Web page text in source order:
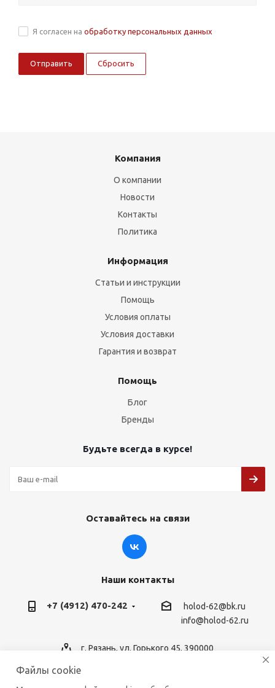
Я согласен на обработку персональных данных
Сбросить
Компания
О компании
Новости
Контакты
Политика
Информация
Статьи и инструкции
Помощь
Условия оплаты
Условия доставки
Гарантия и возврат
Помощь
Блог
Бренды
Будьте всегда в курсе!
Оставайтесь на связи
Наши контакты
+7 (4912) 470-242
holod-62@bk.ru
info@holod-62.ru
г. Рязань, ул. Горького 45, 390000
Файлы cookie